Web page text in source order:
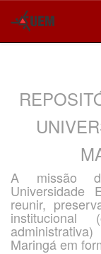
A missão
Universidade
reunir,
institucional
Maringá em